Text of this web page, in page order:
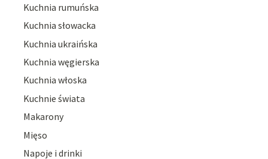
Kuchnia rumuńska
Kuchnia słowacka
Kuchnia ukraińska
Kuchnia węgierska
Kuchnia włoska
Kuchnie świata
Makarony
Mięso
Napoje i drinki